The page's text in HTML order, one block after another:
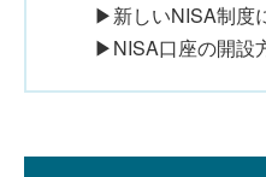
▶新しいNISA制度
▶NISA口座の開設